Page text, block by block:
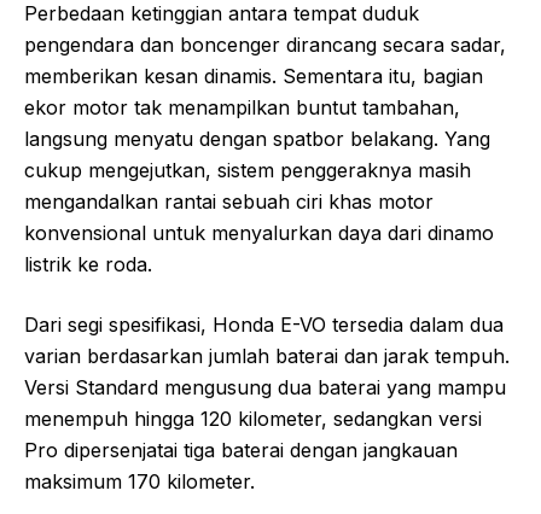
Perbedaan ketinggian antara tempat duduk
pengendara dan boncenger dirancang secara sadar,
memberikan kesan dinamis. Sementara itu, bagian
ekor motor tak menampilkan buntut tambahan,
langsung menyatu dengan spatbor belakang. Yang
cukup mengejutkan, sistem penggeraknya masih
mengandalkan rantai sebuah ciri khas motor
konvensional untuk menyalurkan daya dari dinamo
listrik ke roda.
Dari segi spesifikasi, Honda E-VO tersedia dalam dua
varian berdasarkan jumlah baterai dan jarak tempuh.
Versi Standard mengusung dua baterai yang mampu
menempuh hingga 120 kilometer, sedangkan versi
Pro dipersenjatai tiga baterai dengan jangkauan
maksimum 170 kilometer.